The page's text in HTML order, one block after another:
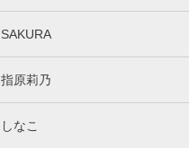
SAKURA
指原莉乃
しなこ